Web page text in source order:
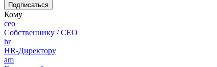
Подписаться
Кому
ceo
Собственнику / CEO
hr
HR-Директору
am